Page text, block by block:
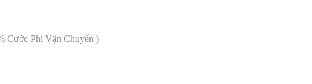
Cước Phí Vận Chuyển )